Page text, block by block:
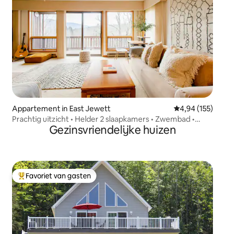
Appartement in East Jewett Gemiddelde
4,94 (155)
Prachtig uitzicht • Helder 2 slaapkamers • Zwembad •
Dicht bij boerderij • Meren • Boerderij
Gezinsvriendelijke huizen
Topfavoriet van gasten
Favoriet van gasten